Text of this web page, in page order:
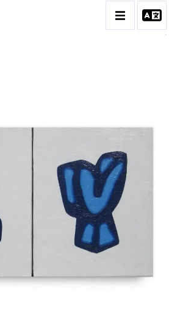
DES OEUVRES
OBJET / SIGNE
PEINTURE
SCULPTURE